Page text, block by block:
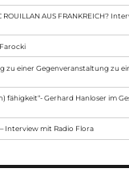
ROUILLAN AUS FRANKREICH?
zu einer Gegenveranstaltung zu
fähigkeit“- Gerhard Hanloser im
Interview mit Radio Flora